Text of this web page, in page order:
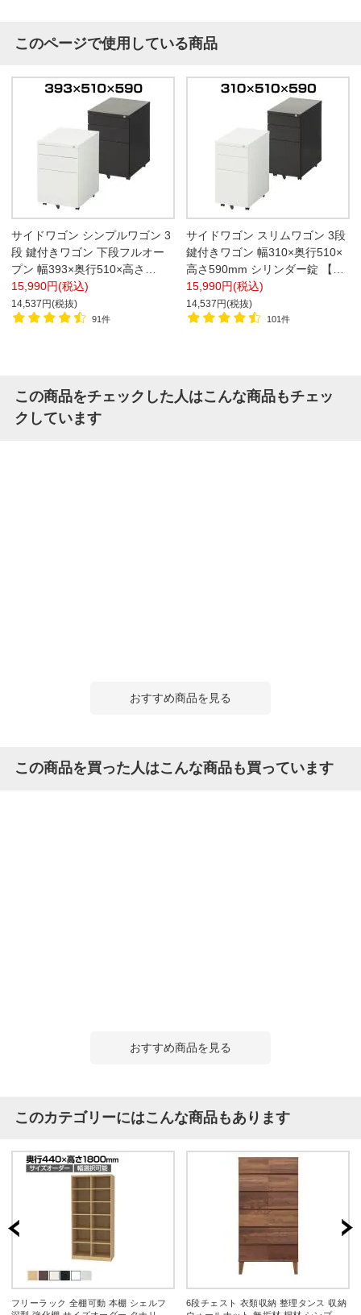
このページで使用している商品
サイドワゴン シンプルワゴン 3
段 鍵付きワゴン 下段フルオー
プン 幅393×奥行510×高さ
590mm シリンダー錠 オフィス
ワゴン サイドワゴン デスクワ
ゴン キャスター付き 【ホワイ
15,990円(税込)
14,537円(税抜)
91件
サイドワゴン スリムワゴン 3段
鍵付きワゴン 幅310×奥行510×
高さ590mm シリンダー錠 【ホ
ワイト・ブラック】
15,990円(税込)
14,537円(税抜)
101件
この商品をチェックした人はこんな商品もチェッ
クしています
おすすめ商品を見る
この商品を買った人はこんな商品も買っています
おすすめ商品を見る
このカテゴリーにはこんな商品もあります
フリーラック 全棚可動 本棚 シェルフ
6段チェスト 衣類収納 整理タンス 収納